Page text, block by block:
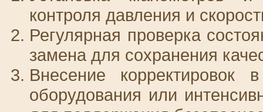
контроля давления и
Регулярная проверка
замена для сохранения
Внесение корректировок
оборудования или